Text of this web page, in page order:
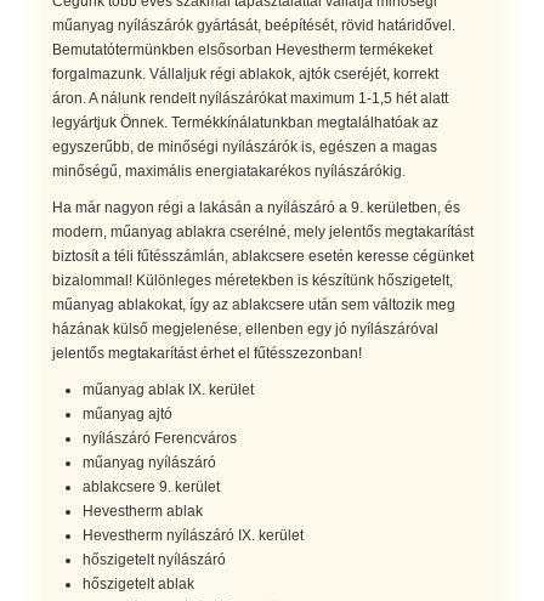
műanyag nyílászárók gyártását, beépítését, rövid határidővel.
Bemutatótermünkben elsősorban Hevestherm termékeket
forgalmazunk. Vállaljuk régi ablakok, ajtók cseréjét, korrekt
áron. A nálunk rendelt nyílászárókat maximum 1-1,5 hét alatt
legyártjuk Önnek. Termékkínálatunkban megtalálhatóak az
egyszerűbb, de minőségi nyílászárók is, egészen a magas
minőségű, maximális energiatakarékos nyílászárókig.
Ha már nagyon régi a lakásán a nyílászáró a 9. kerületben, és
modern, műanyag ablakra cserélné, mely jelentős megtakarítást
biztosít a téli fűtésszámlán, ablakcsere esetén keresse cégünket
bizalommal! Különleges méretekben is készítünk hőszigetelt,
műanyag ablakokat, így az ablakcsere után sem változik meg
házának külső megjelenése, ellenben egy jó nyílászáróval
jelentős megtakarítást érhet el fűtésszezonban!
műanyag ablak IX. kerület
műanyag ajtó
nyílászáró Ferencváros
műanyag nyílászáró
ablakcsere 9. kerület
Hevestherm ablak
Hevestherm nyílászáró IX. kerület
hőszigetelt nyílászáró
hőszigetelt ablak